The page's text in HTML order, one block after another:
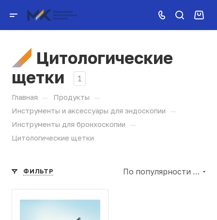
Цитологические
щетки
1
Главная — Продукты —
Инструменты и аксессуары для эндоскопии —
Инструменты для бронхоскопии —
Цитологические щетки
ФИЛЬТР По популярности (убывание)